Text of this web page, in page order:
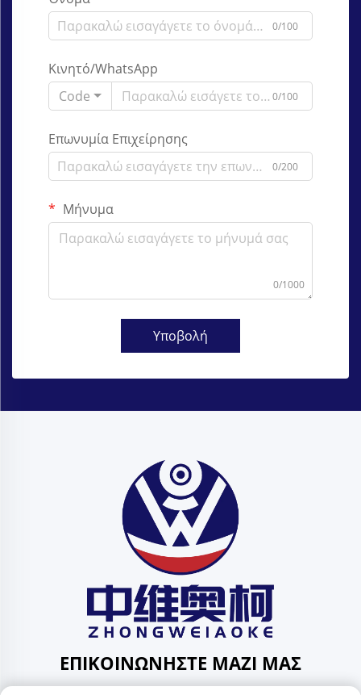
0/100
Κινητό/WhatsApp
Code
0/100
Επωνυμία Επιχείρησης
0/200
Μήνυμα
0/1000
Υποβολή
ΕΠΙΚΟΙΝΩΝΉΣΤΕ ΜΑΖΊ ΜΑΣ